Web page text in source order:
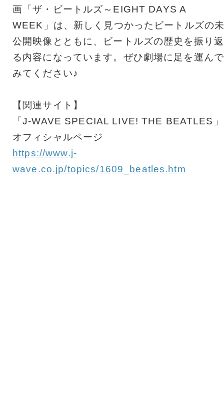
画「ザ・ビートルズ～EIGHT DAYS A
WEEK」は、新しく見つかったビートルズの
公開映像とともに、ビートルズの歴史を振り返
る内容になっています。ぜひ劇場に足を運んで
みてください♪
【関連サイト】
「J-WAVE SPECIAL LIVE! THE BEATLES」
オフィシャルページ
https://www.j-
wave.co.jp/topics/1609_beatles.htm